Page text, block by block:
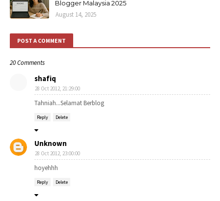
Blogger Malaysia 2025
August 14, 2025
POST A COMMENT
20 Comments
shafiq
28 Oct 2012, 21:29:00
Tahniah...Selamat Berblog
Reply Delete
Unknown
28 Oct 2012, 23:00:00
hoyehhh
Reply Delete